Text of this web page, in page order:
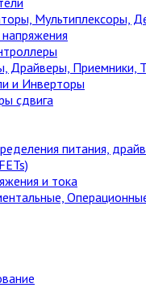
Мультиплексоры,
Драйверы, Приемники,
и Инверторы
сдвига
питания,
и тока